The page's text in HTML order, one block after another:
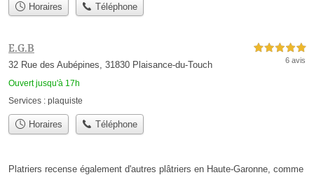
Horaires Téléphone
E.G.B
32 Rue des Aubépines, 31830 Plaisance-du-Touch
Ouvert jusqu'à 17h
5,0 étoiles sur 5
6 avis
Services : plaquiste
Horaires Téléphone
Platriers recense également d'autres plâtriers en Haute-Garonne, comme